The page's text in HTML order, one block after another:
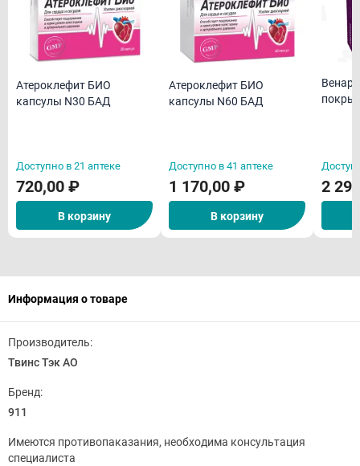
Атероклефит БИО
капсулы N30 БАД
Доступно в 21 аптеке
720,00 ₽
В корзину
Атероклефит БИО
капсулы N60 БАД
Доступно в 41 аптеке
1 170,00 ₽
В корзину
2
Информация о товаре
Производитель:
Твинс Тэк АО
Бренд:
911
Имеются противопаказания, необходима консультация
специалиста